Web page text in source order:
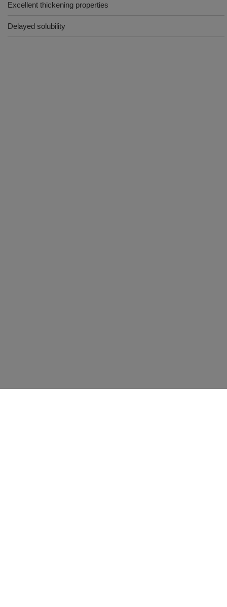
Excellent thickening properties
Delayed solubility